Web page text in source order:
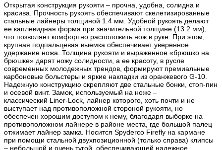
Открытая конструкция рукояти – прочна, удобна, солидна и
красива. Прочность рукоять обеспечивают скелетизированные
стальные лайнеры толщиной 1.4 мм. Удобной рукоять делают
ее каплевидная форма при значительной толщине (13.2 мм),
что позволяет комфортно расположить нож в руке. При этом,
крупная подпальцевая выемка обеспечивает уверенное
удержание ножа. Толщина рукояти и выраженное «брюшко на
брюшке» дарят ножу солидности, а ее красоту, в русле
современных молодежных трендов, формируют премиальные
карбоновые больстеры и яркие накладки из оранжевого G-10.
Надежную конструкцию скрепляют две стальные бонки, стоп-пин
и осевой винт. Замок, используемый на ноже –
классический Liner-Lock, лайнер которого, хоть почти и не
выступает над противоположной стороной рукояти, но
обеспечен хорошим доступом к нему, благодаря выборке на
противоположном лайнере в районе места, где большой палец
отжимает лайнер замка. Носится Spyderco Firefly на кармане
при помощи стальной двухпозиционной (только справа) клипсы
– небольшой и очень тугой, обеспечивающей надежное